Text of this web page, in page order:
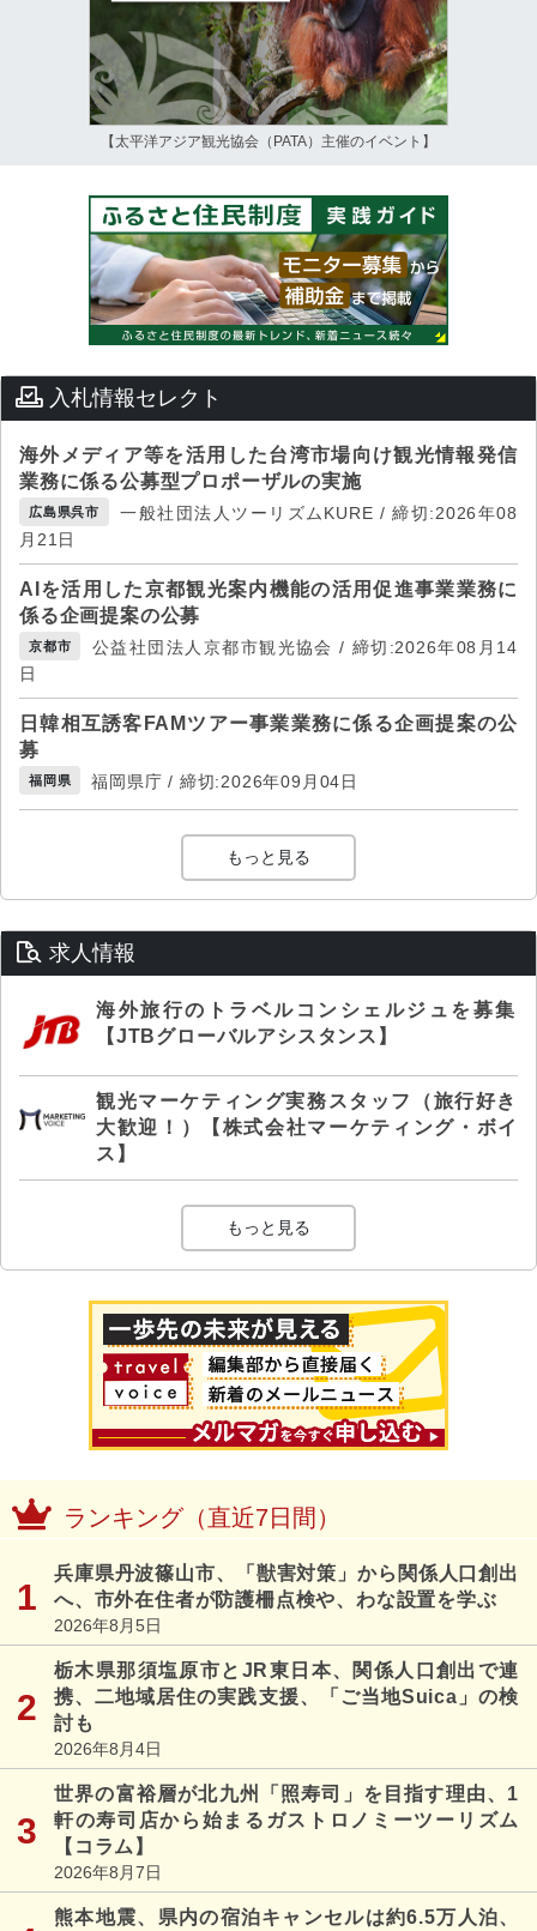
【太平洋アジア観光協会（PATA）主催のイベント】
入札情報セレクト
海外メディア等を活用した台湾市場向け観光情報発信
業務に係る公募型プロポーザルの実施
広島県呉市
一般社団法人ツーリズムKURE / 締切:2026年08
月21日
AIを活用した京都観光案内機能の活用促進事業業務に
係る企画提案の公募
京都市
公益社団法人京都市観光協会 / 締切:2026年08月14
日
日韓相互誘客FAMツアー事業業務に係る企画提案の公
募
福岡県 福岡県庁 / 締切:2026年09月04日
もっと見る
求人情報
海外旅行のトラベルコンシェルジュを募集
【JTBグローバルアシスタンス】
観光マーケティング実務スタッフ（旅行好き
大歓迎！）【株式会社マーケティング・ボイ
ス】
もっと見る
ランキング（直近7日間）
兵庫県丹波篠山市、「獣害対策」から関係人口創出
へ、市外在住者が防護柵点検や、わな設置を学ぶ
2026年8月5日
栃木県那須塩原市とJR東日本、関係人口創出で連
携、二地域居住の実践支援、「ご当地Suica」の検
討も
2026年8月4日
世界の富裕層が北九州「照寿司」を目指す理由、1
軒の寿司店から始まるガストロノミーツーリズム
【コラム】
2026年8月7日
熊本地震、県内の宿泊キャンセルは約6.5万人泊、